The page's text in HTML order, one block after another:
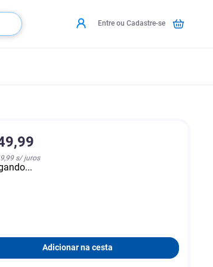
Entre ou Cadastre-se
,99
s/ juros
Adicionar na cesta